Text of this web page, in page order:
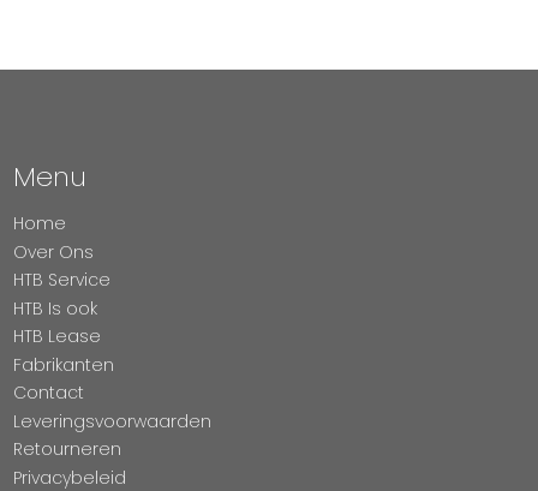
Menu
Home
Over Ons
HTB Service
HTB Is ook
HTB Lease
Fabrikanten
Contact
Leveringsvoorwaarden
Retourneren
Privacybeleid